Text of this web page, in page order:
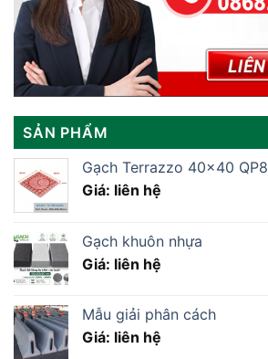
SẢN PHẨM
Gạch Terrazzo 40×40 QP8
Giá: liên hệ
Gạch khuôn nhựa
Giá: liên hệ
Mẫu giải phân cách
Giá: liên hệ